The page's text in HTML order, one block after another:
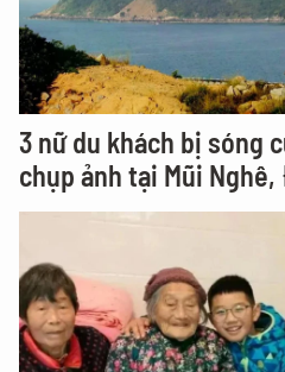
3 nữ du khách bị sóng
chụp ảnh tại Mũi Nghê,